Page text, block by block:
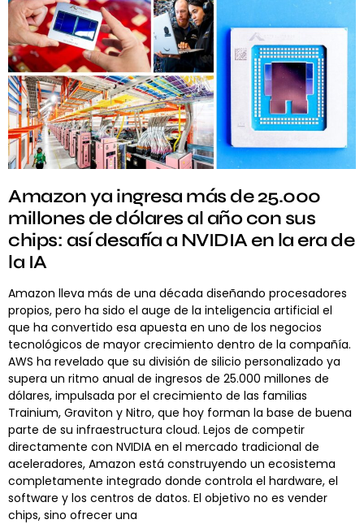
Amazon ya ingresa más de 25.000
millones de dólares al año con sus
chips: así desafía a NVIDIA en la era de
la IA
Amazon lleva más de una década diseñando procesadores
propios, pero ha sido el auge de la inteligencia artificial el
que ha convertido esa apuesta en uno de los negocios
tecnológicos de mayor crecimiento dentro de la compañía.
AWS ha revelado que su división de silicio personalizado ya
supera un ritmo anual de ingresos de 25.000 millones de
dólares, impulsada por el crecimiento de las familias
Trainium, Graviton y Nitro, que hoy forman la base de buena
parte de su infraestructura cloud. Lejos de competir
directamente con NVIDIA en el mercado tradicional de
aceleradores, Amazon está construyendo un ecosistema
completamente integrado donde controla el hardware, el
software y los centros de datos. El objetivo no es vender
chips, sino ofrecer una